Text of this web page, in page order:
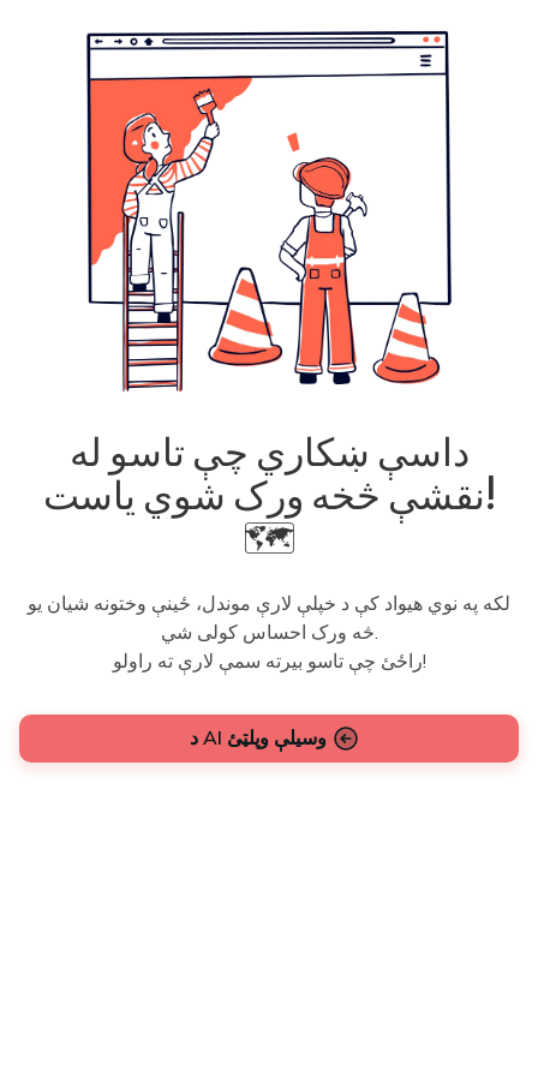
داسې ښکاري چې تاسو له
نقشې څخه ورک شوي یاست!
🗺️
لکه په نوي هیواد کې د خپلې لارې موندل، ځینې وختونه شیان یو
څه ورک احساس کولی شي.
راځئ چې تاسو بیرته سمې لارې ته راولو!
د AI وسیلې وپلټئ